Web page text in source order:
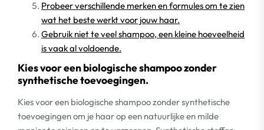
Probeer verschillende merken en formules om te zien
wat het beste werkt voor jouw haar.
Gebruik niet te veel shampoo, een kleine hoeveelheid
is vaak al voldoende.
Kies voor een biologische shampoo zonder
synthetische toevoegingen.
Kies voor een biologische shampoo zonder synthetische
toevoegingen om je haar op een natuurlijke en milde